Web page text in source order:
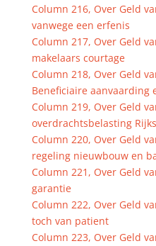
Column 216, Over Geld
vanwege een erfenis
Column 217, Over Geld
makelaars courtage
Column 218, Over Geld
Beneficiaire aanvaarding
Column 219, Over Geld
overdrachtsbelasting
Column 220, Over Geld
regeling nieuwbouw en
Column 221, Over Geld
garantie
Column 222, Over Geld
toch van patient
Column 223, Over Geld